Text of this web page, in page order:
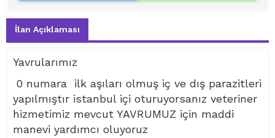
İlan Açıklaması
Yavrularımız
0 numara ilk aşıları olmuş iç ve dış parazitleri
yapılmıştır istanbul içi oturuyorsanız veteriner
hizmetimiz mevcut YAVRUMUZ için maddi
manevi yardımcı oluyoruz